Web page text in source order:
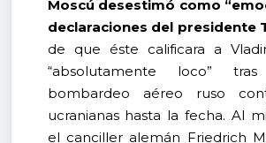
Moscú desestimó como
declaraciones del presidente
de que éste calificara a
“absolutamente loco”
bombardeo aéreo ruso
ucranianas hasta la fecha. Al
el canciller alemán Friedrich